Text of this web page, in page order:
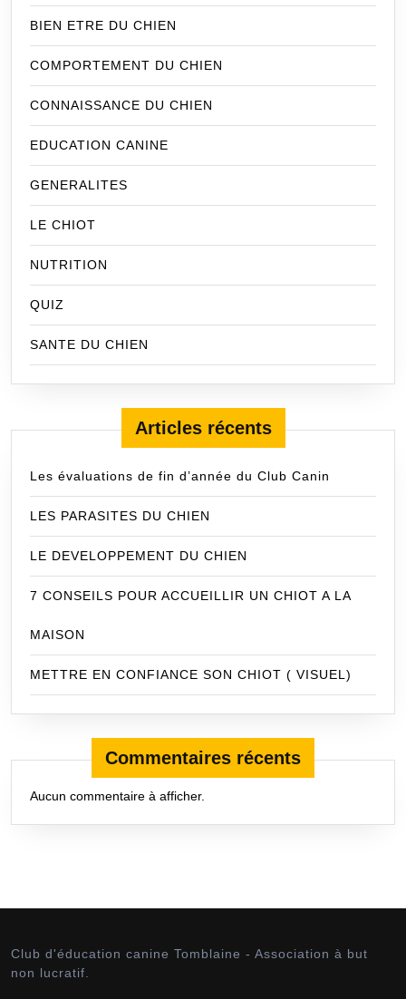
BIEN ETRE DU CHIEN
COMPORTEMENT DU CHIEN
CONNAISSANCE DU CHIEN
EDUCATION CANINE
GENERALITES
LE CHIOT
NUTRITION
QUIZ
SANTE DU CHIEN
Articles récents
Les évaluations de fin d’année du Club Canin
LES PARASITES DU CHIEN
LE DEVELOPPEMENT DU CHIEN
7 CONSEILS POUR ACCUEILLIR UN CHIOT A LA
MAISON
METTRE EN CONFIANCE SON CHIOT ( VISUEL)
Commentaires récents
Aucun commentaire à afficher.
Club d'éducation canine Tomblaine - Association à but
non lucratif.